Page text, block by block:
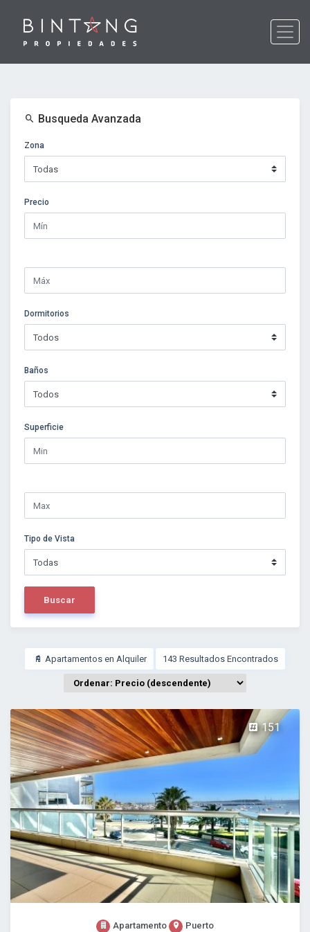
Busqueda Avanzada
Zona
Precio
Dormitorios
Baños
Superficie
Tipo de Vista
Buscar
Apartamentos en Alquiler 143 Resultados Encontrados
151
Apartamento Puerto